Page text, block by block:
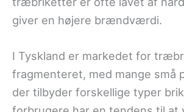
giver en højere brændværdi.
I Tyskland er markedet for
fragmenteret, med mange små
der tilbyder forskellige typer